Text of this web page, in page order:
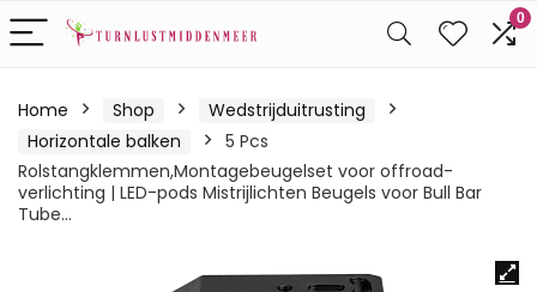
0
Home Shop
Wedstrijduitrusting
Horizontale balken
5 Pcs
Rolstangklemmen,Montagebeugelset voor offroad-
verlichting | LED-pods Mistrijlichten Beugels voor Bull Bar
Tube…